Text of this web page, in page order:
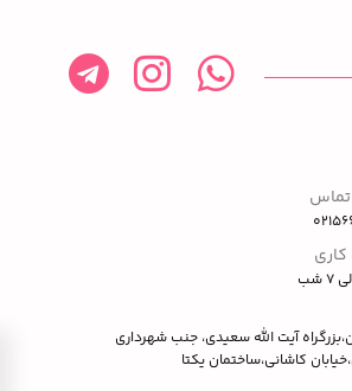
تماس
آیت الله سعیدی، جنب شهرداری
کاشانی،ساختمان یکتا